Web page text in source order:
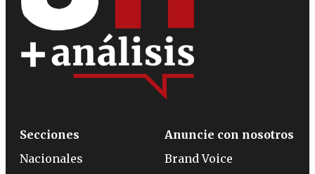
Secciones
Nacionales
Anuncie con nosotros
Brand Voice